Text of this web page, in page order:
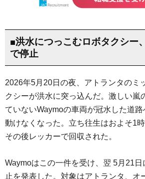
■洪水につっこむロボタクシー
で停止
2026年5月20日の夜、アトランタのミ
クシーが洪水に突っ込んだ。激しい嵐
ていないWaymoの車両が冠水した道
動けなくなった。立ち往生はおよそ1
その後レッカーで回収された。
Waymoはこの一件を受け、翌 5月21
止を発表した。対象はアトランタ、オ